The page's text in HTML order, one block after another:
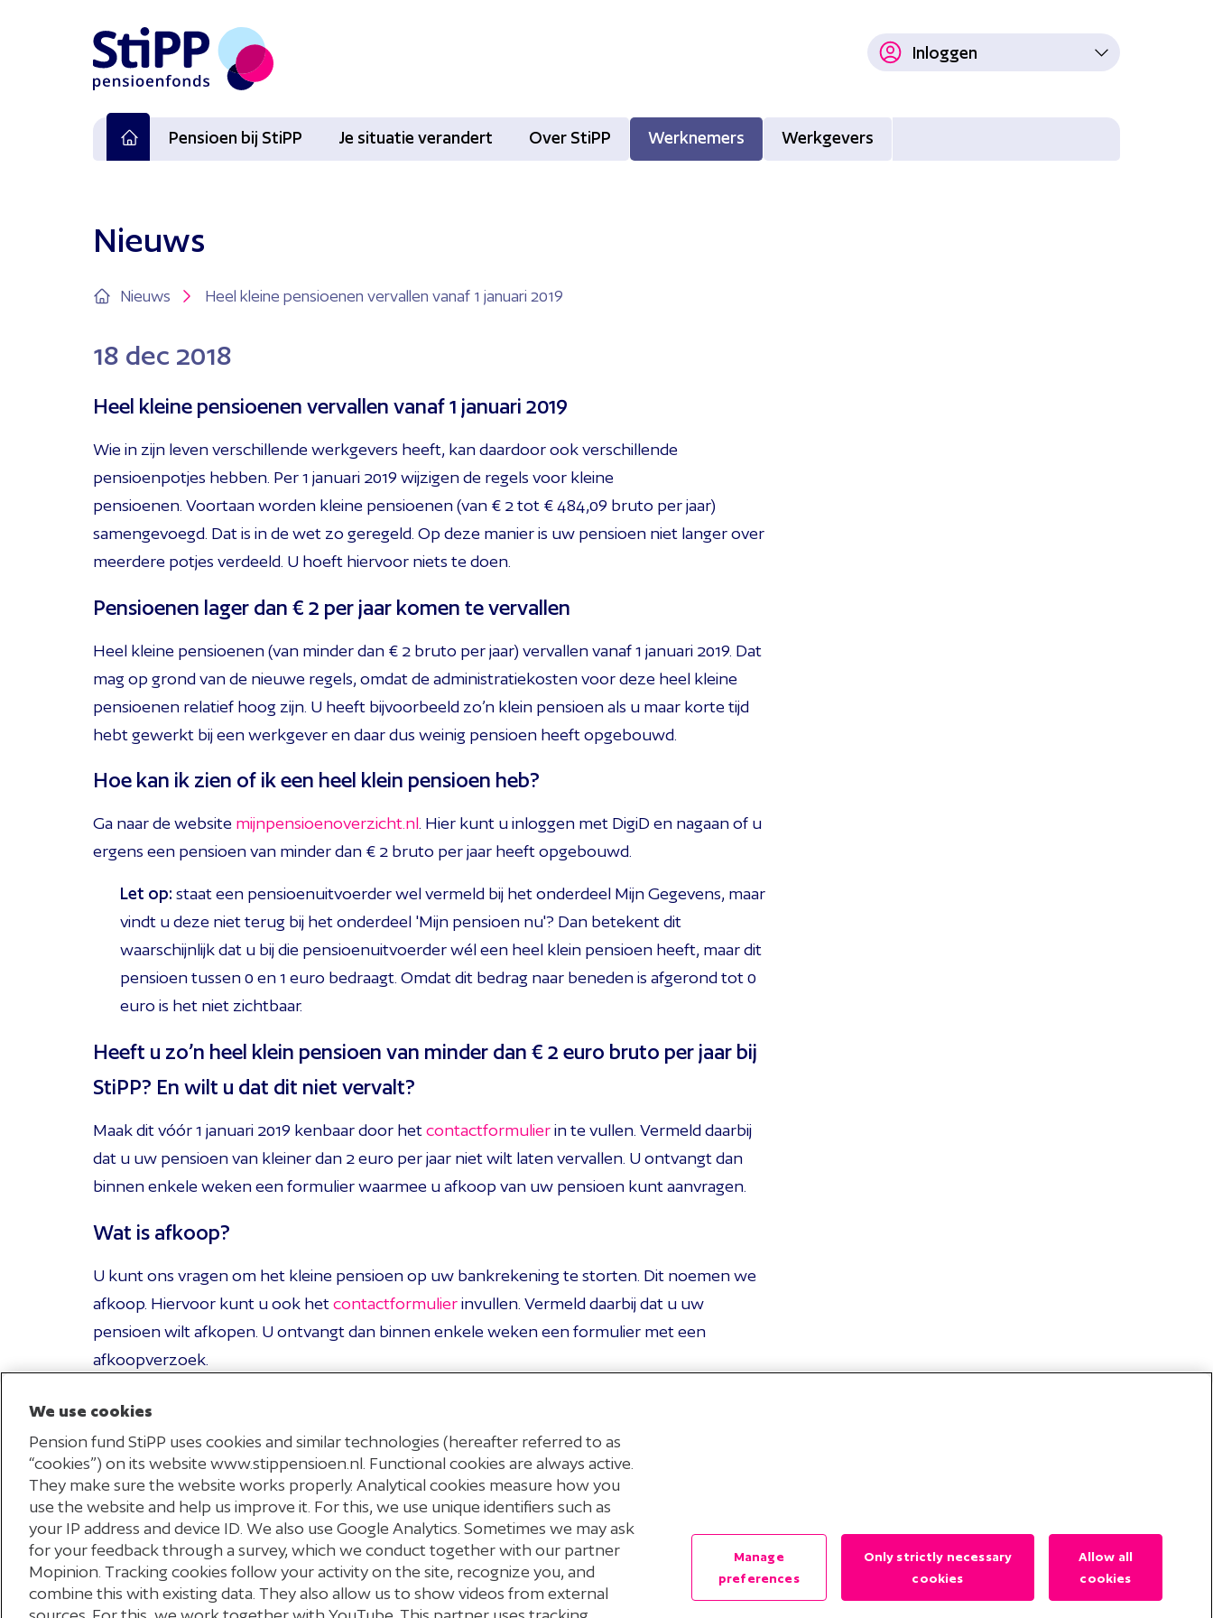
Pensioen bij StiPP Je situatie verandert Over StiPP Werknemers Werkgevers
Inloggen
Nieuws
Nieuws Heel kleine pensioenen vervallen vanaf 1 januari 2019
18 dec 2018
Heel kleine pensioenen vervallen vanaf 1 januari 2019
Wie in zijn leven verschillende werkgevers heeft, kan daardoor ook verschillende
pensioenpotjes hebben. Per 1 januari 2019 wijzigen de regels voor kleine
pensioenen. Voortaan worden kleine pensioenen (van € 2 tot € 484,09 bruto per jaar)
samengevoegd. Dat is in de wet zo geregeld. Op deze manier is uw pensioen niet langer over
meerdere potjes verdeeld. U hoeft hiervoor niets te doen.
Pensioenen lager dan € 2 per jaar komen te vervallen
Heel kleine pensioenen (van minder dan € 2 bruto per jaar) vervallen vanaf 1 januari 2019. Dat
mag op grond van de nieuwe regels, omdat de administratiekosten voor deze heel kleine
pensioenen relatief hoog zijn. U heeft bijvoorbeeld zo’n klein pensioen als u maar korte tijd
hebt gewerkt bij een werkgever en daar dus weinig pensioen heeft opgebouwd.
Hoe kan ik zien of ik een heel klein pensioen heb?
Ga naar de website mijnpensioenoverzicht.nl. Hier kunt u inloggen met DigiD en nagaan of u
ergens een pensioen van minder dan € 2 bruto per jaar heeft opgebouwd.
Let op: staat een pensioenuitvoerder wel vermeld bij het onderdeel Mijn Gegevens, maar
vindt u deze niet terug bij het onderdeel 'Mijn pensioen nu'? Dan betekent dit
waarschijnlijk dat u bij die pensioenuitvoerder wél een heel klein pensioen heeft, maar dit
pensioen tussen 0 en 1 euro bedraagt. Omdat dit bedrag naar beneden is afgerond tot 0
euro is het niet zichtbaar.
Heeft u zo’n heel klein pensioen van minder dan € 2 euro bruto per jaar bij
StiPP? En wilt u dat dit niet vervalt?
Maak dit vóór 1 januari 2019 kenbaar door hetcontactformulierin te vullen. Vermeld daarbij
dat u uw pensioen van kleiner dan 2 euro per jaar niet wilt laten vervallen. U ontvangt dan
binnen enkele weken een formulier waarmee u afkoop van uw pensioen kunt aanvragen.
Wat is afkoop?
U kunt ons vragen om het kleine pensioen op uw bankrekening te storten. Dit noemen we
afkoop. Hiervoor kunt u ook hetcontactformulierinvullen. Vermeld daarbij dat u uw
pensioen wilt afkopen. U ontvangt dan binnen enkele weken een formulier met een
afkoopverzoek.
Meer weten?
Bekijk deveelgestelde vragenof lees deaanvullende informatie over afkoop
Terug naar nieuwsoverzicht
?
We use cookies
Pension fund StiPP uses cookies and similar technologies (hereafter referred to as
“cookies”) on its website www.stippensioen.nl. Functional cookies are always active.
They make sure the website works properly. Analytical cookies measure how you
use the website and help us improve it. For this, we use unique identifiers such as
your IP address and device ID. We also use Google Analytics. Sometimes we may ask
for your feedback through a survey, which we conduct together with our partner
Mopinion. Tracking cookies follow your activity on the site, recognize you, and
combine this with existing data. They also allow us to show videos from external
Manage
preferences
Only strictly necessary
cookies
Allow all
cookies